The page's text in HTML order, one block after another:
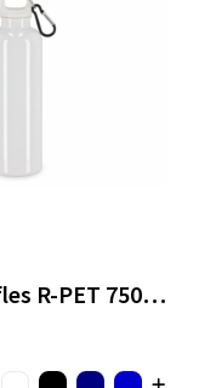
Nina waterfles R-PET 750 ml Hardcolour